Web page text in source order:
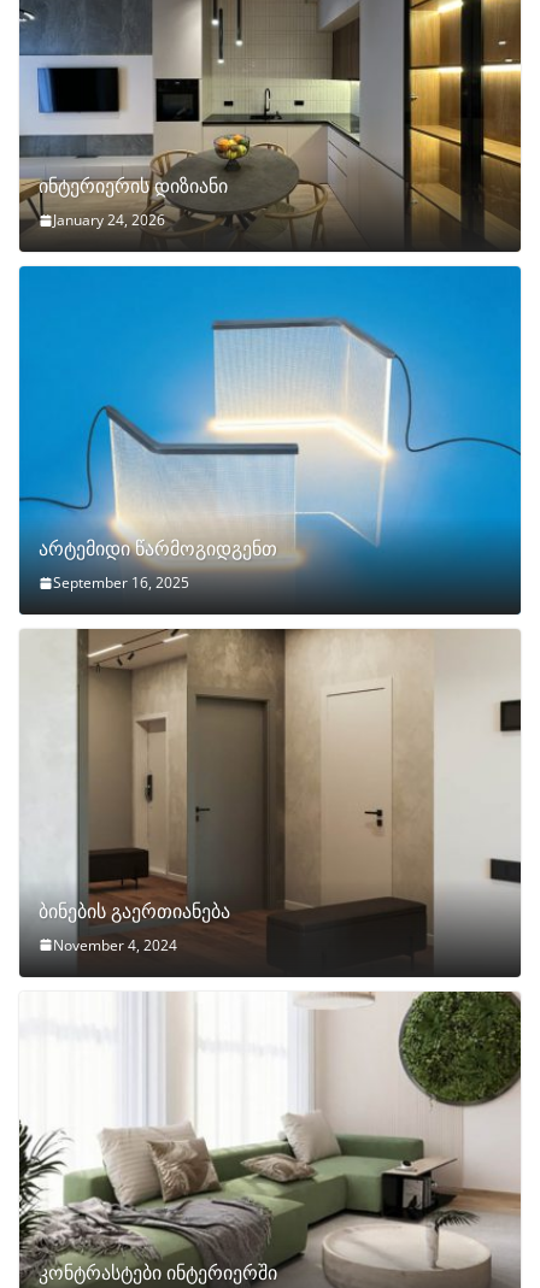
ინტერიერის დიზიანი
January 24, 2026
არტემიდი წარმოგიდგენთ
September 16, 2025
ბინების გაერთიანება
November 4, 2024
კონტრასტები ინტერიერში